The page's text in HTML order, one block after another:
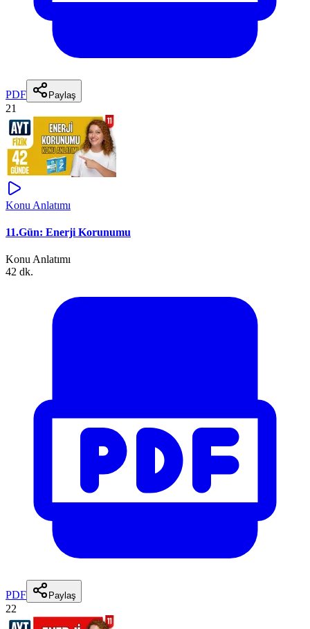
PDF Paylaş
21
Konu Anlatımı
11.Gün: Enerji Korunumu
Konu Anlatımı
42 dk.
PDF Paylaş
22